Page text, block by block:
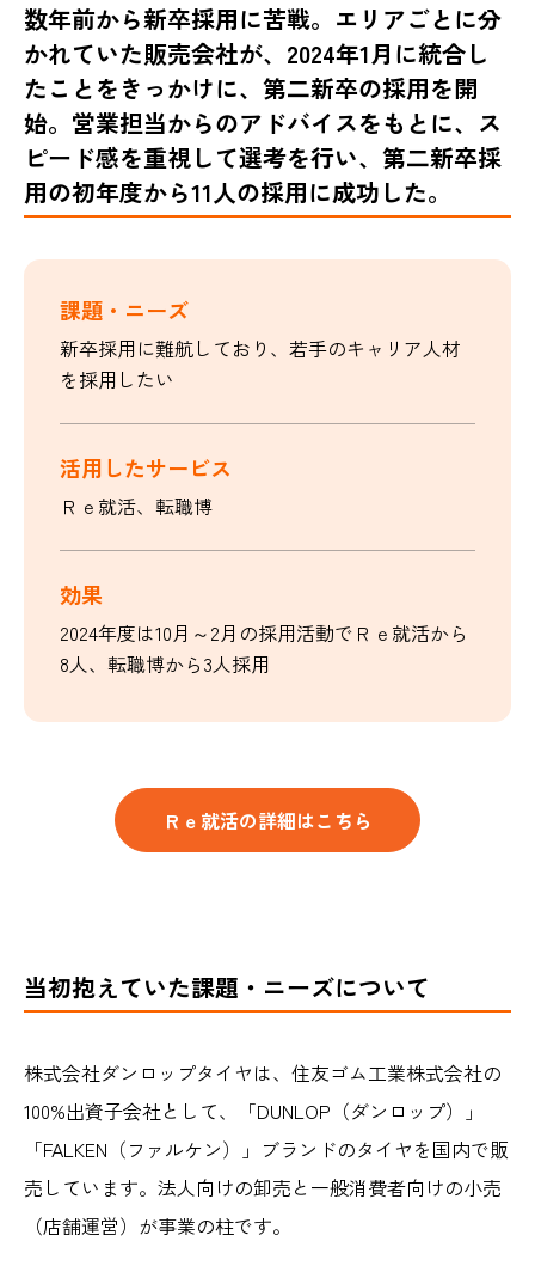
数年前から新卒採用に苦戦。エリアごとに分
かれていた販売会社が、2024年1月に統合し
たことをきっかけに、第二新卒の採用を開
始。営業担当からのアドバイスをもとに、ス
ピード感を重視して選考を行い、第二新卒採
用の初年度から11人の採用に成功した。
課題・ニーズ
新卒採用に難航しており、若手のキャリア人材
を採用したい
活用したサービス
Ｒｅ就活、転職博
効果
2024年度は10月～2月の採用活動でＲｅ就活から
8人、転職博から3人採用
Ｒｅ就活の詳細はこちら
当初抱えていた課題・ニーズについて
株式会社ダンロップタイヤは、住友ゴム工業株式会社の
100%出資子会社として、「DUNLOP（ダンロップ）」
「FALKEN（ファルケン）」ブランドのタイヤを国内で販
売しています。法人向けの卸売と一般消費者向けの小売
（店舗運営）が事業の柱です。